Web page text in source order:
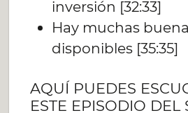
inversión [32:33]
Hay muchas
disponibles [35:35]
AQUÍ PUEDES
ESTE EPISODIO DEL